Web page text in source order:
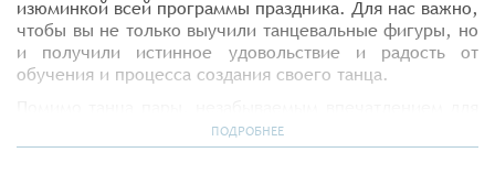
изюминкой всей программы праздника. Для нас важно,
чтобы вы не только выучили танцевальные фигуры, но
и получили истинное удовольствие и радость от
обучения и процесса создания своего танца.
гостей и самих молодожёнов станет танец подружек
невесты и друзей жениха.
ПОДРОБНЕЕ